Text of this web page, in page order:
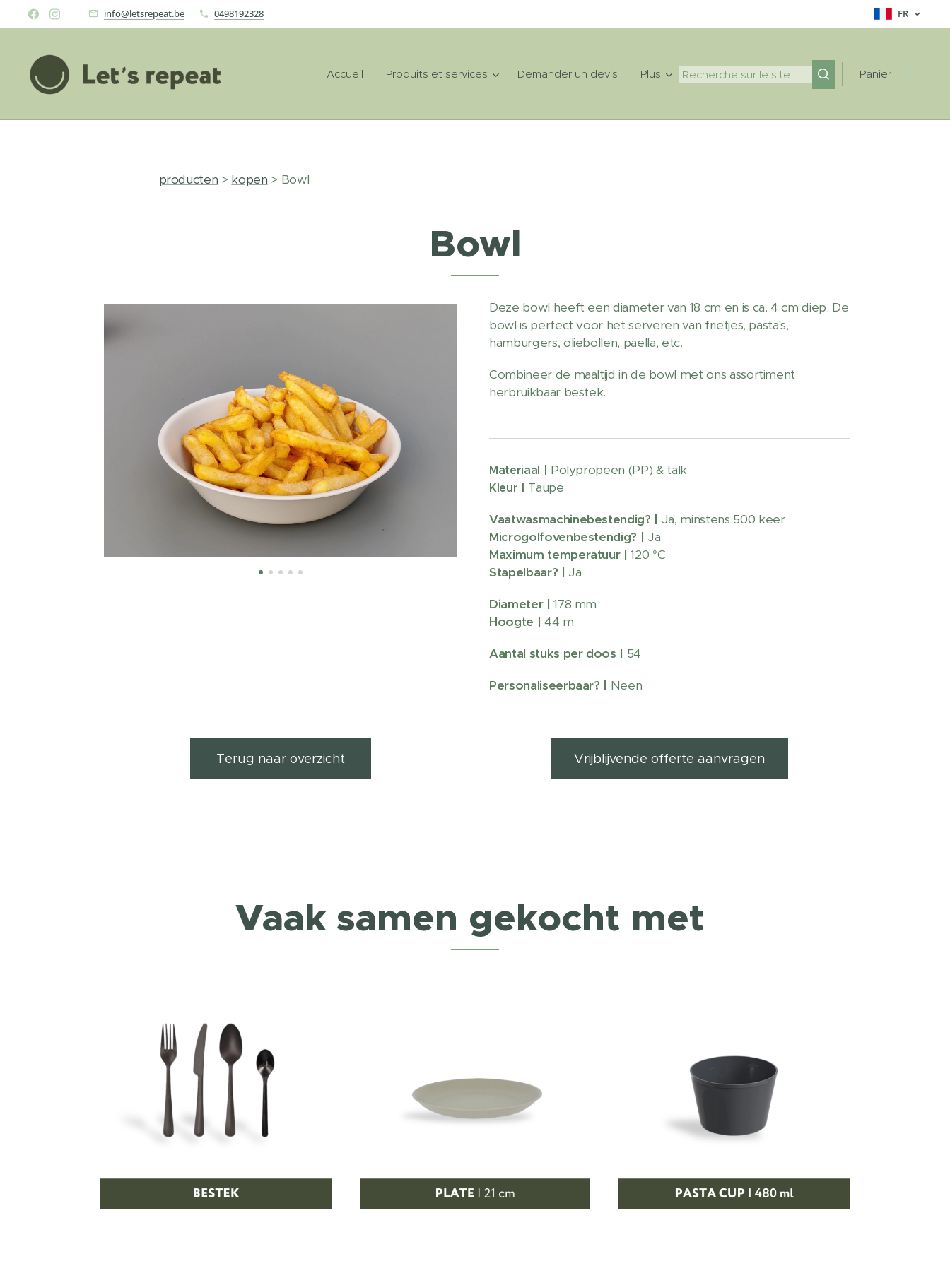
info@letsrepeat.be 0498192328 FR
Accueil Produits et services Demander un devis Plus Panier
producten > kopen > Bowl
Bowl
Deze bowl heeft een diameter van 18 cm en is ca. 4 cm diep. De
bowl is perfect voor het serveren van frietjes, pasta's,
hamburgers, oliebollen, paella, etc.
Combineer de maaltijd in de bowl met ons assortiment
herbruikbaar bestek.
Materiaal | Polypropeen (PP) & talk
Kleur | Taupe
Vaatwasmachinebestendig? | Ja, minstens 500 keer
Microgolfovenbestendig? | Ja
Maximum temperatuur |120 °C
Stapelbaar? | Ja
Diameter |178 mm
Hoogte | 44 m
Aantal stuks per doos | 54
Personaliseerbaar? | Neen
Terug naar overzicht Vrijblijvende offerte aanvragen
Vaak samen gekocht met